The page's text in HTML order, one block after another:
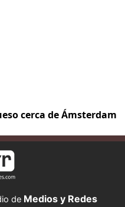
cerca de Ámsterdam
de Medios y Redes